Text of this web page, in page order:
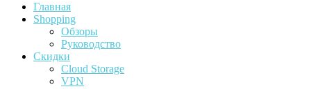
Главная
Shopping
Обзоры
Руководство
Скидки
Cloud Storage
VPN